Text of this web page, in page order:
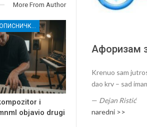
More From Author
ЈАЧАЊЕ ДОПИСНИЧКЕ МРЕЖЕ НЕЗАВИСНИХ МЕДИЈА У РАСИНСКОМ ОКРУГУ
i
objavio drugi
Афоризам
Krenuo sam
dao krv – sad
— Dejan Ristić
naredni >>